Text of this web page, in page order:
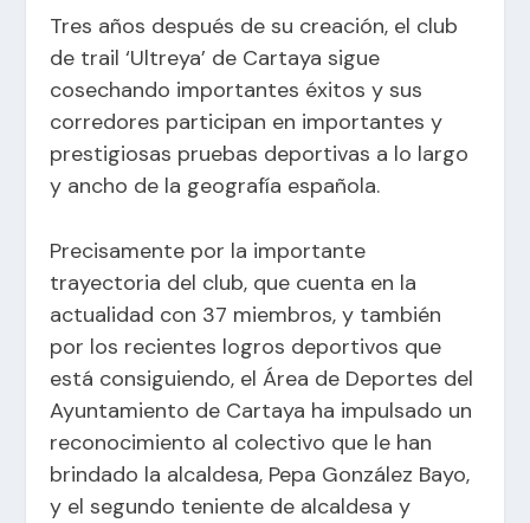
Tres años después de su creación, el club
de trail ‘Ultreya’ de Cartaya sigue
cosechando importantes éxitos y sus
corredores participan en importantes y
prestigiosas pruebas deportivas a lo largo
y ancho de la geografía española.
Precisamente por la importante
trayectoria del club, que cuenta en la
actualidad con 37 miembros, y también
por los recientes logros deportivos que
está consiguiendo, el Área de Deportes del
Ayuntamiento de Cartaya ha impulsado un
reconocimiento al colectivo que le han
brindado la alcaldesa, Pepa González Bayo,
y el segundo teniente de alcaldesa y